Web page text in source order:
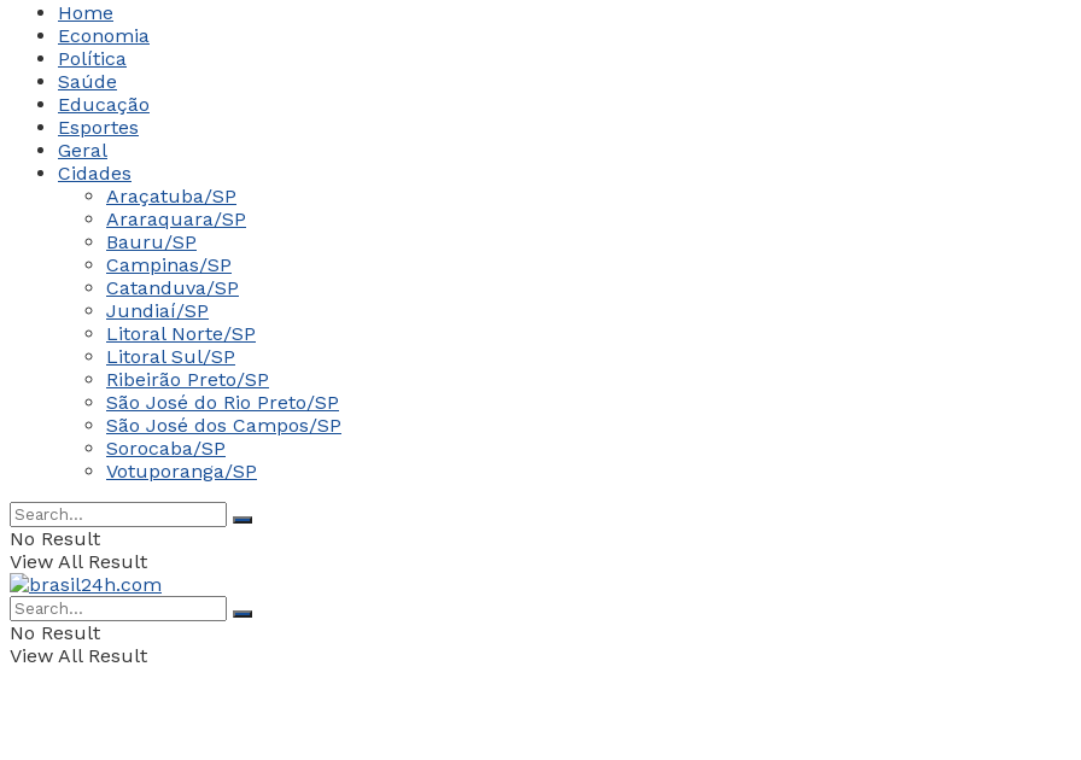
Home
Economia
Política
Saúde
Educação
Esportes
Geral
Cidades
Araçatuba/SP
Araraquara/SP
Bauru/SP
Campinas/SP
Catanduva/SP
Jundiaí/SP
Litoral Norte/SP
Litoral Sul/SP
Ribeirão Preto/SP
São José do Rio Preto/SP
São José dos Campos/SP
Sorocaba/SP
Votuporanga/SP
No Result
View All Result
No Result
View All Result